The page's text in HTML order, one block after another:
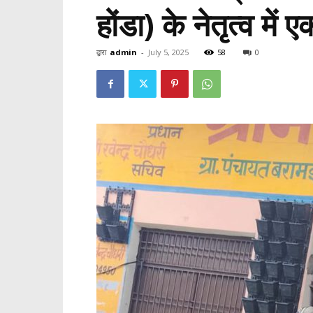
होंडा) के नेतृत्व में
द्वारा admin - July 5, 2025 58 0